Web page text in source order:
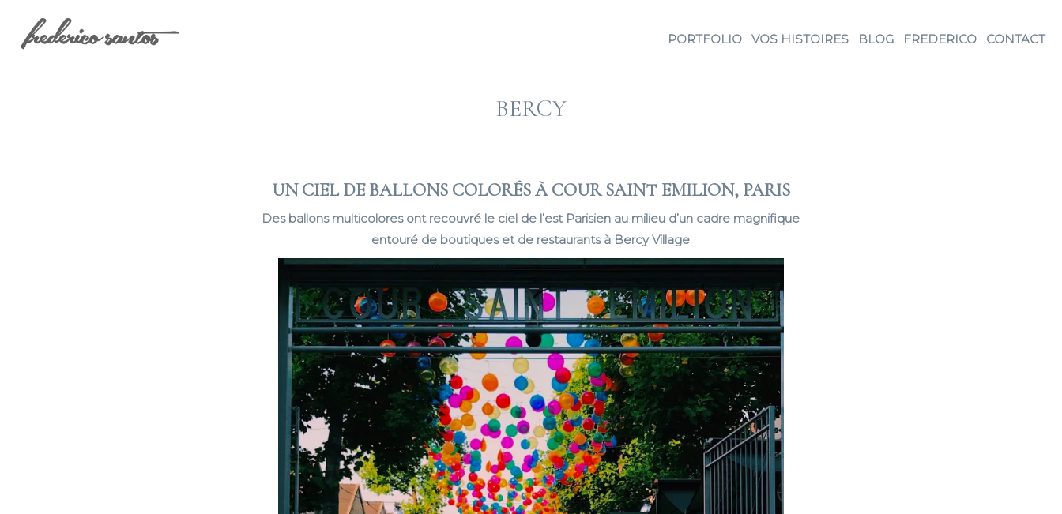
PORTFOLIO VOS HISTOIRES BLOG FREDERICO CONTACT
BERCY
UN CIEL DE BALLONS COLORÉS À COUR SAINT EMILION, PARIS
Des ballons multicolores ont recouvré le ciel de l’est Parisien au milieu d’un cadre magnifique
entouré de boutiques et de restaurants à Bercy Village